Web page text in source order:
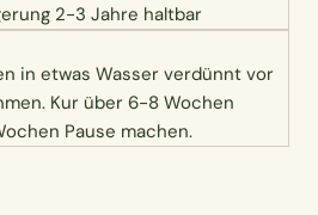
2-3 Jahre haltbar
in etwas Wasser verdünnt vor
Kur über 6-8 Wochen
Pause machen.